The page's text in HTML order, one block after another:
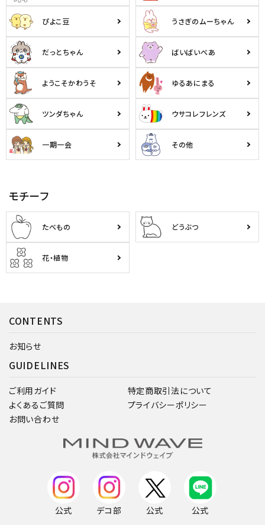
ぴよこ豆 うさぎのムーちゃん
だっとちゃん ばいばいべあ
ようこそかわうそ ゆるあにまる
ツンダちゃん ウサコレフレンズ
一期一会 その他
モチーフ
たべもの どうぶつ
花・植物
CONTENTS
お知らせ
GUIDELINES
ご利用ガイド
よくあるご質問
お問い合わせ
特定商取引法について
プライバシーポリシー
公式 デコ部 公式 公式